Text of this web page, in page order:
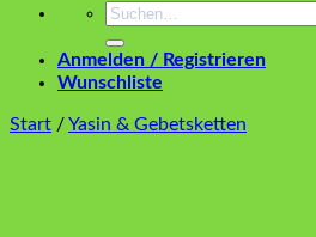
Suchen
Anmelden / Registrieren
Wunschliste
Start /Yasin & Gebetsketten